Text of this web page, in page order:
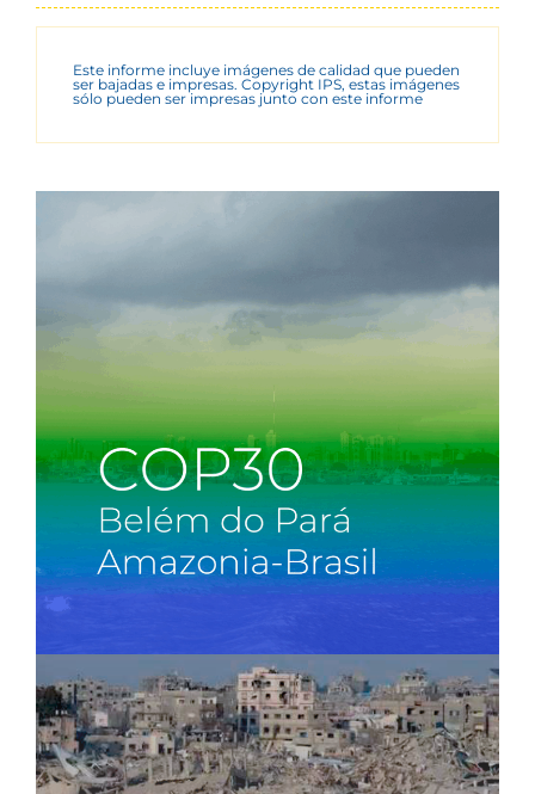
Este informe incluye imágenes de calidad que pueden
ser bajadas e impresas. Copyright IPS, estas imágenes
sólo pueden ser impresas junto con este informe